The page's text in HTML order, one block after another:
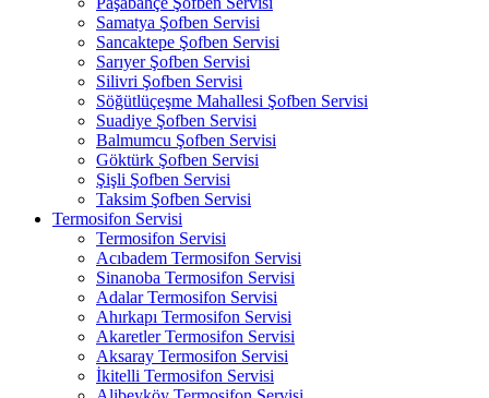
Samatya Şofben Servisi
Sancaktepe Şofben Servisi
Sarıyer Şofben Servisi
Silivri Şofben Servisi
Söğütlüçeşme Mahallesi Şofben Servisi
Suadiye Şofben Servisi
Balmumcu Şofben Servisi
Göktürk Şofben Servisi
Şişli Şofben Servisi
Taksim Şofben Servisi
Termosifon Servisi
Termosifon Servisi
Acıbadem Termosifon Servisi
Sinanoba Termosifon Servisi
Adalar Termosifon Servisi
Ahırkapı Termosifon Servisi
Akaretler Termosifon Servisi
Aksaray Termosifon Servisi
İkitelli Termosifon Servisi